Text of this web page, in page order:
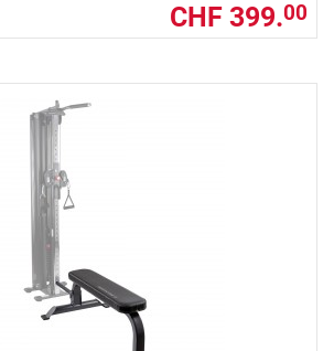
CHF 399.00